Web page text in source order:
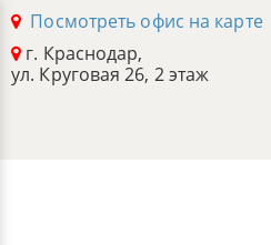
Посмотреть офис на карте
г. Краснодар,
ул. Круговая 26, 2 этаж